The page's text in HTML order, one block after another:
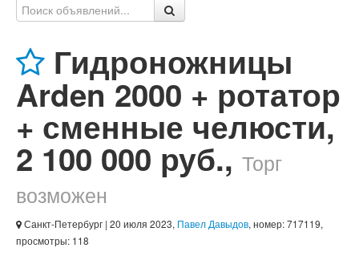
Услуги
Статьи
Гидроножницы
Arden 2000 + ротатор
+ сменные челюсти,
2 100 000 руб., Торг
возможен
Санкт-Петербург | 20 июля 2023, Павел Давыдов, номер: 717119,
просмотры: 118